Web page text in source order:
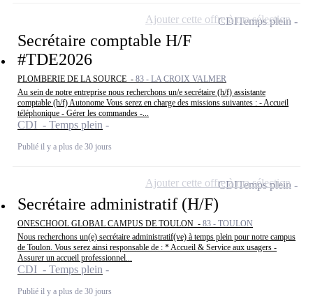
Secrétaire comptable H/F
#TDE2026
PLOMBERIE DE LA SOURCE - 83 - LA CROIX VALMER
Au sein de notre entreprise nous recherchons un/e secrétaire (h/f) assistante
comptable (h/f) Autonome Vous serez en charge des missions suivantes : - Accueil
téléphonique - Gérer les commandes -...
CDI - Temps plein
Publié il y a plus de 30 jours
CDITemps plein
Ajouter cette offre à ma sélection
Secrétaire administratif (H/F)
ONESCHOOL GLOBAL CAMPUS DE TOULON - 83 - TOULON
Nous recherchons un(e) secrétaire administratif(ve) à temps plein pour notre campus
de Toulon. Vous serez ainsi responsable de : * Accueil & Service aux usagers -
Assurer un accueil professionnel...
CDI - Temps plein
Publié il y a plus de 30 jours
CDITemps plein
Ajouter cette offre à ma sélection